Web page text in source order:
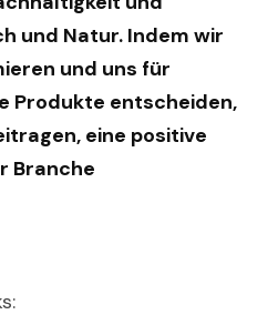
und Natur. Indem wir
und uns für
Produkte entscheiden,
eine positive
Branche